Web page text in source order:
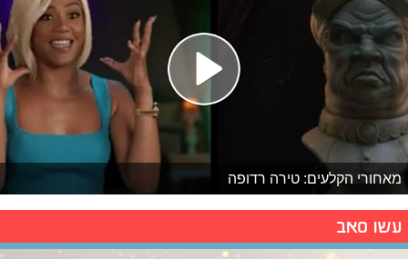
מאחורי הקלעים: טירה רדופה
עשו סאב